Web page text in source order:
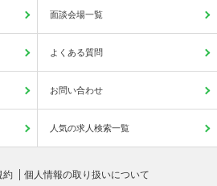
面談会場一覧
よくある質問
お問い合わせ
人気の求人検索一覧
約 個人情報の取り扱いについて